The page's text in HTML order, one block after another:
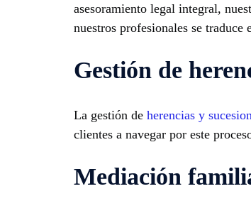
asesoramiento legal integral,
nuestros profesionales se
Gestión de
La gestión de herencias y
clientes a navegar por este
Mediación